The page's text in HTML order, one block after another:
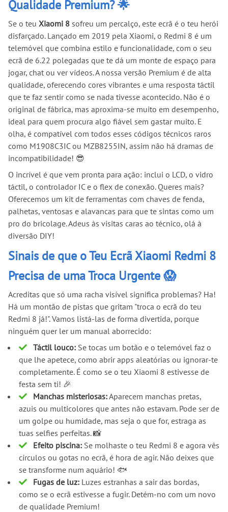
Qualidade Premium? 🌟
Se o teu Xiaomi 8 sofreu um percalço, este ecrã é o teu herói
disfarçado. Lançado em 2019 pela Xiaomi, o Redmi 8 é um
telemóvel que combina estilo e funcionalidade, com o seu
ecrã de 6.22 polegadas que te dá um monte de espaço para
jogar, chat ou ver vídeos. A nossa versão Premium é de alta
qualidade, oferecendo cores vibrantes e uma resposta táctil
que te faz sentir como se nada tivesse acontecido. Não é o
original de fábrica, mas aproxima-se muito em desempenho,
ideal para quem procura algo fiável sem gastar muito. E
olha, é compatível com todos esses códigos técnicos raros
como M1908C3IC ou MZB8255IN, assim não há dramas de
incompatibilidade! 😎
O incrível é que vem pronta para ação: inclui o LCD, o vidro
táctil, o controlador IC e o flex de conexão. Queres mais?
Oferecemos um kit de ferramentas com chaves de fenda,
palhetas, ventosas e alavancas para que te sintas como um
pro do bricolage. Adeus às visitas caras ao técnico, olá à
diversão DIY!
Sinais de que o Teu Ecrã Xiaomi Redmi 8
Precisa de uma Troca Urgente 😱
Acreditas que só uma racha visível significa problemas? Ha!
Há um montão de pistas que gritam "troca o ecrã do teu
Redmi 8 já!". Vamos listá-las de forma divertida, porque
ninguém quer ler um manual aborrecido:
Táctil louco:Se tocas um botão e o telemóvel faz o
que lhe apetece, como abrir apps aleatórias ou ignorar-te
completamente. É como se o teu Xiaomi 8 estivesse de
festa sem ti! 🎉
Manchas misteriosas:Aparecem manchas pretas,
azuis ou multicolores que antes não estavam. Pode ser de
um golpe ou humidade, mas seja o que for, estraga as
tuas selfies perfeitas. 📸
Efeito piscina:Se molhaste o teu Redmi 8 e agora vês
círculos ou gotas no ecrã, é hora de agir. Não deixes que
se transforme num aquário! 🐟
Fugas de luz:Luzes estranhas a sair das bordas,
como se o ecrã estivesse a fugir. Detém-no com um novo
de qualidade Premium!